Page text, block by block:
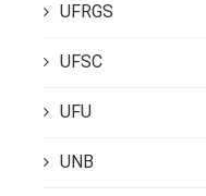
UFRGS
UFSC
UFU
UNB